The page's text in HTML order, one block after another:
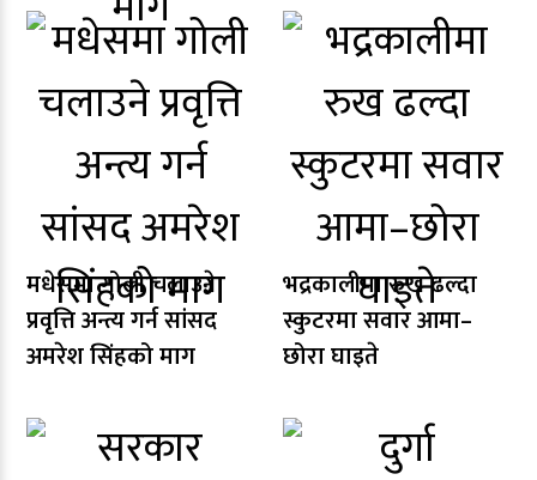
मधेसमा गोली चलाउने
प्रवृत्ति अन्त्य गर्न सांसद
अमरेश सिंहको माग
भद्रकालीमा रुख ढल्दा
स्कुटरमा सवार आमा–
छोरा घाइते